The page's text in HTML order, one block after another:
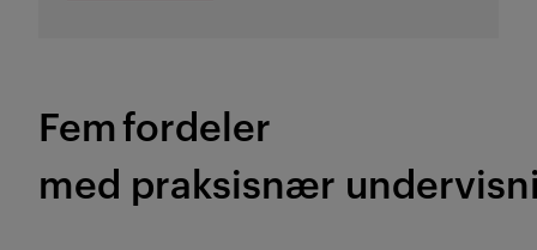
Femfordeler
med praksisnær